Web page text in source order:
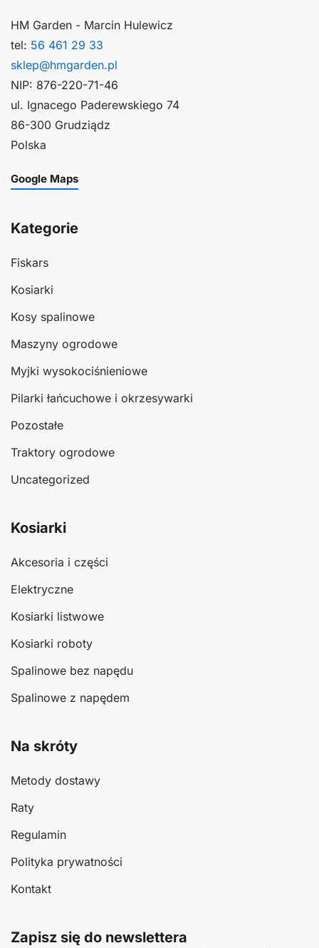
HM Garden - Marcin Hulewicz
tel: 56 461 29 33
sklep@hmgarden.pl
NIP: 876-220-71-46
ul. Ignacego Paderewskiego 74
86-300 Grudziądz
Polska
Google Maps
Kategorie
Fiskars
Kosiarki
Kosy spalinowe
Maszyny ogrodowe
Myjki wysokociśnieniowe
Pilarki łańcuchowe i okrzesywarki
Pozostałe
Traktory ogrodowe
Uncategorized
Kosiarki
Akcesoria i części
Elektryczne
Kosiarki listwowe
Kosiarki roboty
Spalinowe bez napędu
Spalinowe z napędem
Na skróty
Metody dostawy
Raty
Regulamin
Polityka prywatności
Kontakt
Zapisz się do newslettera